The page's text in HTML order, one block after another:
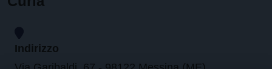
Indirizzo
Via Garibaldi, 67 - 98122 Messina (ME)